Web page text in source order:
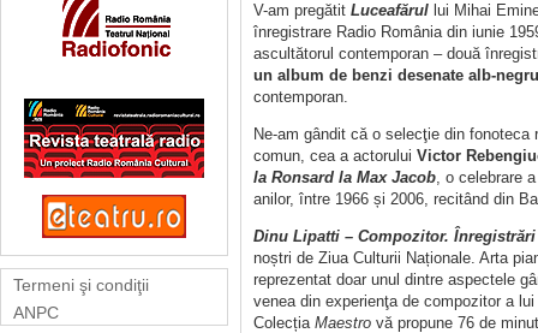
Termeni şi condiţii
ANPC
V-am pregătit Luceafărul lui Mihai
înregistrare Radio România din iunie
ascultătorul contemporan – două
un album de benzi desenate alb-negru
contemporan.
Ne-am gândit că o selecţie din
comun, cea a actorului Victor
la Ronsard la Max Jacob, o celebrare
anilor, între 1966 și 2006, recitând din
Dinu Lipatti – Compozitor.
noștri de Ziua Culturii Naționale. Arta
reprezentat doar unul dintre aspectele
venea din experienţa de compozitor a
Colecția Maestro vă propune 76 de